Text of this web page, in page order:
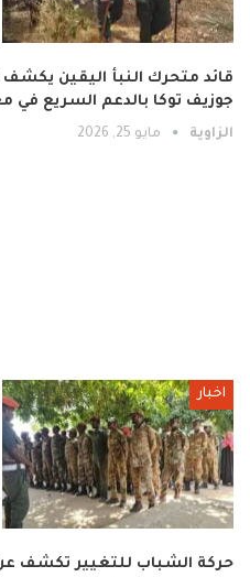
قائد متحرك النبأ اليقين
جوزيف توكا بالدعم السريع في
الزاوية مايو 25, 2026
اخبار
حركة الشباب للتغيير تكشف عن